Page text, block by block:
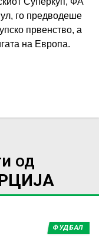
го предводеше
првенство, а
на Европа.
од
ФУДБАЛ